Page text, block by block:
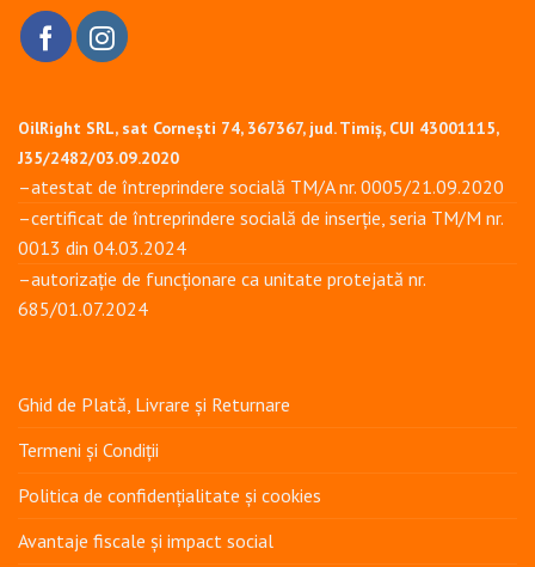
OilRight SRL, sat Cornești 74, 367367, jud. Timiș, CUI 43001115,
J35/2482/03.09.2020
–atestat de întreprindere socială TM/A nr. 0005/21.09.2020
–certificat de întreprindere socială de inserție, seria TM/M nr.
0013 din 04.03.2024
–autorizație de funcționare ca unitate protejată nr.
685/01.07.2024
Ghid de Plată, Livrare și Returnare
Termeni și Condiții
Politica de confidențialitate și cookies
Avantaje fiscale și impact social